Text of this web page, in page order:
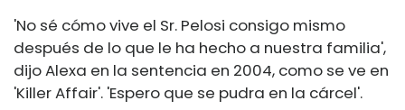
'No sé cómo vive el Sr. Pelosi consigo mismo
después de lo que le ha hecho a nuestra familia',
dijo Alexa en la sentencia en 2004, como se ve en
'Killer Affair'. 'Espero que se pudra en la cárcel'.